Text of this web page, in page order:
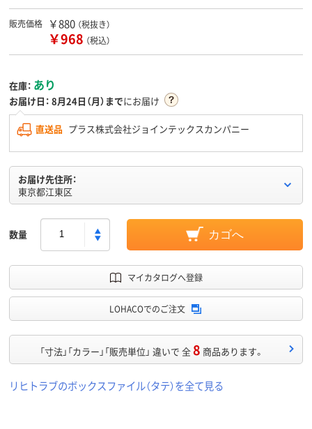
販売価格 ￥880 （税抜き）
￥968 （税込）
在庫： あり
お届け日： 8月24日（月）までにお届け
直送品 プラス株式会社ジョインテックスカンパニー
お届け先住所：
東京都江東区
数量 カゴへ
マイカタログへ登録
LOHACOでのご注文
「寸法」「カラー」「販売単位」 違いで 全8 商品あります。
リヒトラブのボックスファイル（タテ）を全て見る